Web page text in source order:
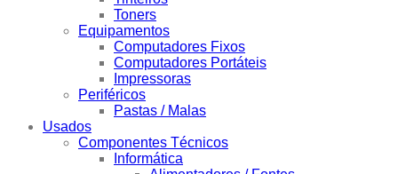
Toners
Equipamentos
Computadores Fixos
Computadores Portáteis
Impressoras
Periféricos
Pastas / Malas
Usados
Componentes Técnicos
Informática